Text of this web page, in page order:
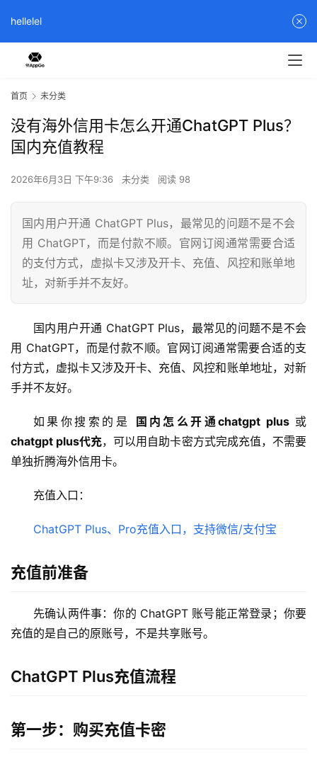
首页 未分类
没有海外信用卡怎么开通ChatGPT Plus？
国内充值教程
2026年6月3日 下午9:36 未分类 阅读 98
国内用户开通 ChatGPT Plus，最常见的问题不是不会
用 ChatGPT，而是付款不顺。官网订阅通常需要合适
的支付方式，虚拟卡又涉及开卡、充值、风控和账单地
址，对新手并不友好。
国内用户开通 ChatGPT Plus，最常见的问题不是不会
用 ChatGPT，而是付款不顺。官网订阅通常需要合适的支
付方式，虚拟卡又涉及开卡、充值、风控和账单地址，对新
手并不友好。
如果你搜索的是 国内怎么开通chatgpt plus
chatgpt plus代充，可以用自助卡密方式完成充值，不需要
单独折腾海外信用卡。
充值入口：
ChatGPT Plus、Pro充值入口，支持微信/支付宝
充值前准备
先确认两件事：你的 ChatGPT 账号能正常登录；你要
充值的是自己的原账号，不是共享账号。
ChatGPT Plus充值流程
第一步：购买充值卡密
hellelel